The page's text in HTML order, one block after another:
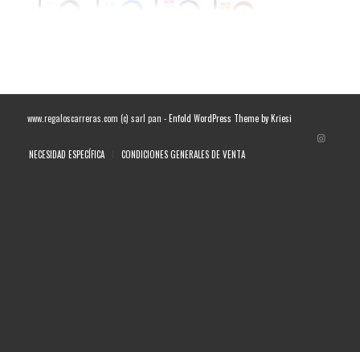
www.regaloscarreras.com (c) sarl pan -Enfold WordPress Theme by Kriesi
NECESIDAD ESPECÍFICA CONDICIONES GENERALES DE VENTA